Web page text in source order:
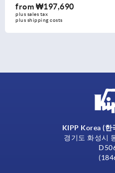
from₩38,830
plus sales tax
plus shipping costs
KIPP Korea (한
경기도 화성시